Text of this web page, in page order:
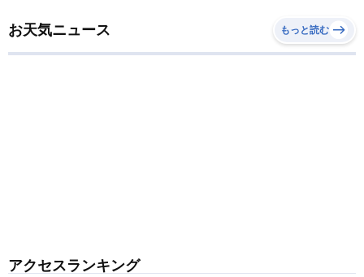
お天気ニュース もっと読む
アクセスランキング